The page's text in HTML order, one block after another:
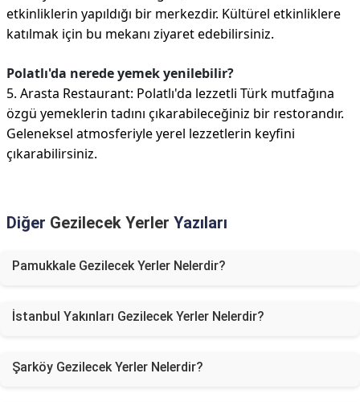
etkinliklerin yapıldığı bir merkezdir. Kültürel etkinliklere
katılmak için bu mekanı ziyaret edebilirsiniz.
Polatlı'da nerede yemek yenilebilir?
5. Arasta Restaurant: Polatlı'da lezzetli Türk mutfağına
özgü yemeklerin tadını çıkarabileceğiniz bir restorandır.
Geleneksel atmosferiyle yerel lezzetlerin keyfini
çıkarabilirsiniz.
Diğer Gezilecek Yerler Yazıları
Pamukkale Gezilecek Yerler Nelerdir?
İstanbul Yakınları Gezilecek Yerler Nelerdir?
Şarköy Gezilecek Yerler Nelerdir?